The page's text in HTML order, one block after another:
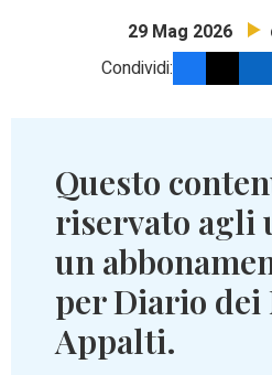
29 Mag 2026
Condividi:
Questo
riservato agli
un
per Diario dei
Appalti.